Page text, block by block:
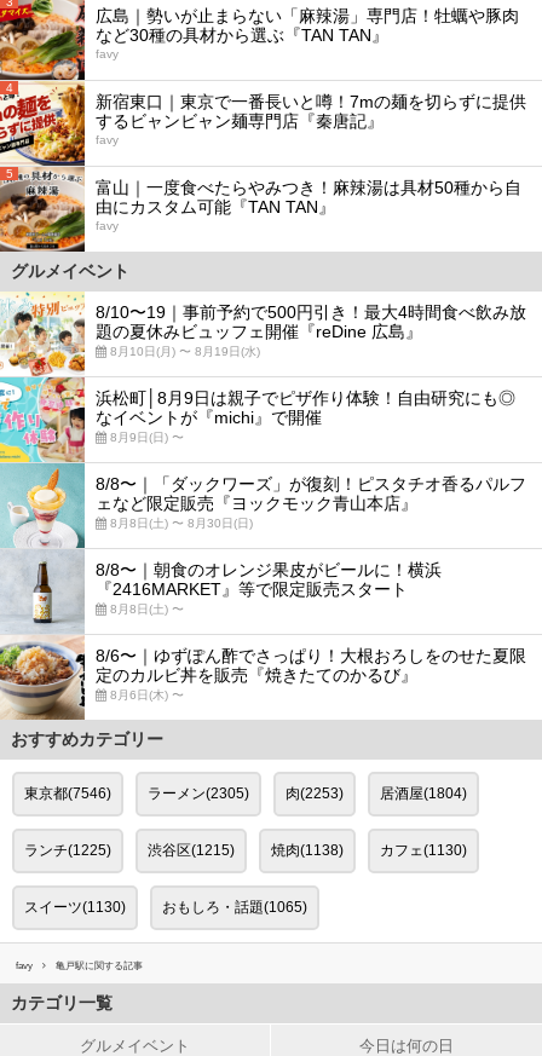
広島｜勢いが止まらない「麻辣湯」専門店！牡蠣や豚肉
など30種の具材から選ぶ『TAN TAN』
favy
4
新宿東口｜東京で一番長いと噂！7mの麺を切らずに提供
するビャンビャン麺専門店『秦唐記』
favy
5
富山｜一度食べたらやみつき！麻辣湯は具材50種から自
由にカスタム可能『TAN TAN』
favy
グルメイベント
8/10〜19｜事前予約で500円引き！最大4時間食べ飲み放
題の夏休みビュッフェ開催『reDine 広島』
8月10日(月) 〜 8月19日(水)
浜松町│8月9日は親子でピザ作り体験！自由研究にも◎
なイベントが『michi』で開催
8月9日(日) 〜
8/8〜｜「ダックワーズ」が復刻！ピスタチオ香るパルフ
ェなど限定販売『ヨックモック青山本店』
8月8日(土) 〜 8月30日(日)
8/8〜｜朝食のオレンジ果皮がビールに！横浜
『2416MARKET』等で限定販売スタート
8月8日(土) 〜
8/6〜｜ゆずぽん酢でさっぱり！大根おろしをのせた夏限
定のカルビ丼を販売『焼きたてのかるび』
8月6日(木) 〜
おすすめカテゴリー
東京都(7546) ラーメン(2305) 肉(2253) 居酒屋(1804)
ランチ(1225) 渋谷区(1215) 焼肉(1138) カフェ(1130)
スイーツ(1130) おもしろ・話題(1065)
favy 亀戸駅に関する記事
カテゴリ一覧
グルメイベント 今日は何の日